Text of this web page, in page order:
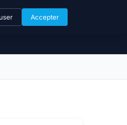
Accepter